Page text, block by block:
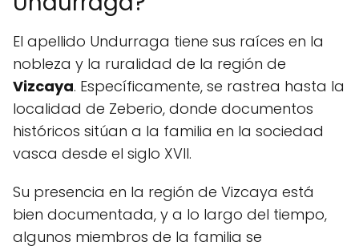
El apellido Undurraga tiene sus raíces en la
nobleza y la ruralidad de la región de
Vizcaya. Específicamente, se rastrea hasta la
localidad de Zeberio, donde documentos
históricos sitúan a la familia en la sociedad
vasca desde el siglo XVII.
Su presencia en la región de Vizcaya está
bien documentada, y a lo largo del tiempo,
algunos miembros de la familia se